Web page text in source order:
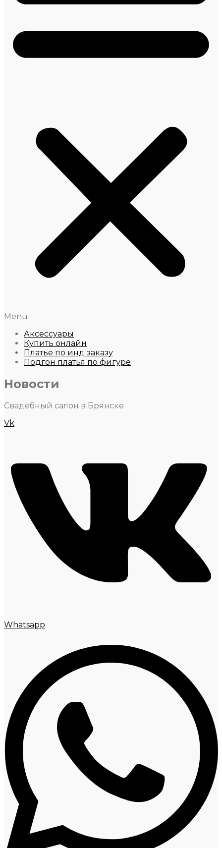
Menu
Аксессуары
Купить онлайн
Платье по инд заказу
Подгон платья по фигуре
Новости
Свадебный салон в Брянске
Vk
Whatsapp